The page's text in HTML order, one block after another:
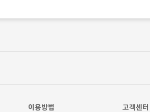
이용방법 고객센터